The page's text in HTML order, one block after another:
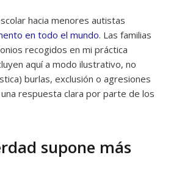
hacia menores autistas
en todo el mundo. Las familias
recogidos en mi práctica
aquí a modo ilustrativo, no
burlas, exclusión o agresiones
respuesta clara por parte de los
supone más